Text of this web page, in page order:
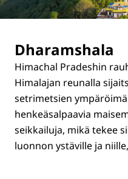
Dharamshala
Himachal Pradeshin
Himalajan reunalla
setrimetsien
henkeäsalpaavia
seikkailuja, mikä tekee
luonnon ystäville ja